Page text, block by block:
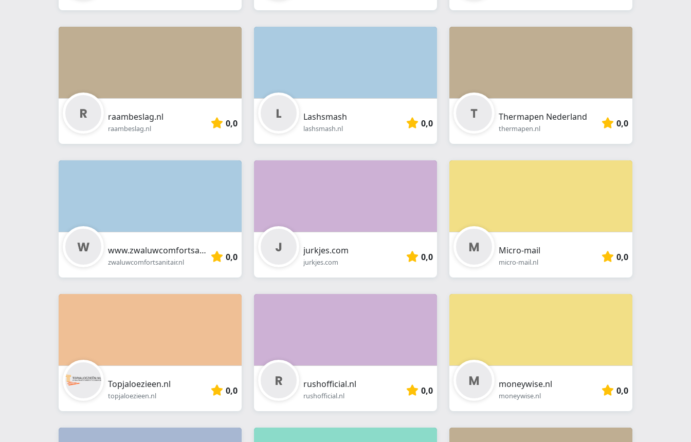
raambeslag.nl
raambeslag.nl 0,0
Lashsmash
lashsmash.nl 0,0
Thermapen Nederland
thermapen.nl 0,0
www.zwaluwcomfortsanitair.nl
zwaluwcomfortsanitair.nl 0,0
jurkjes.com
jurkjes.com 0,0
Micro-mail
micro-mail.nl 0,0
Topjaloezieen.nl
topjaloezieen.nl 0,0
rushofficial.nl
rushofficial.nl 0,0
moneywise.nl
moneywise.nl 0,0